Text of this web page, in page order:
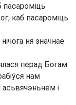
пасароміць
каб пасароміць
ня значнае
перад Богам.
нам
і